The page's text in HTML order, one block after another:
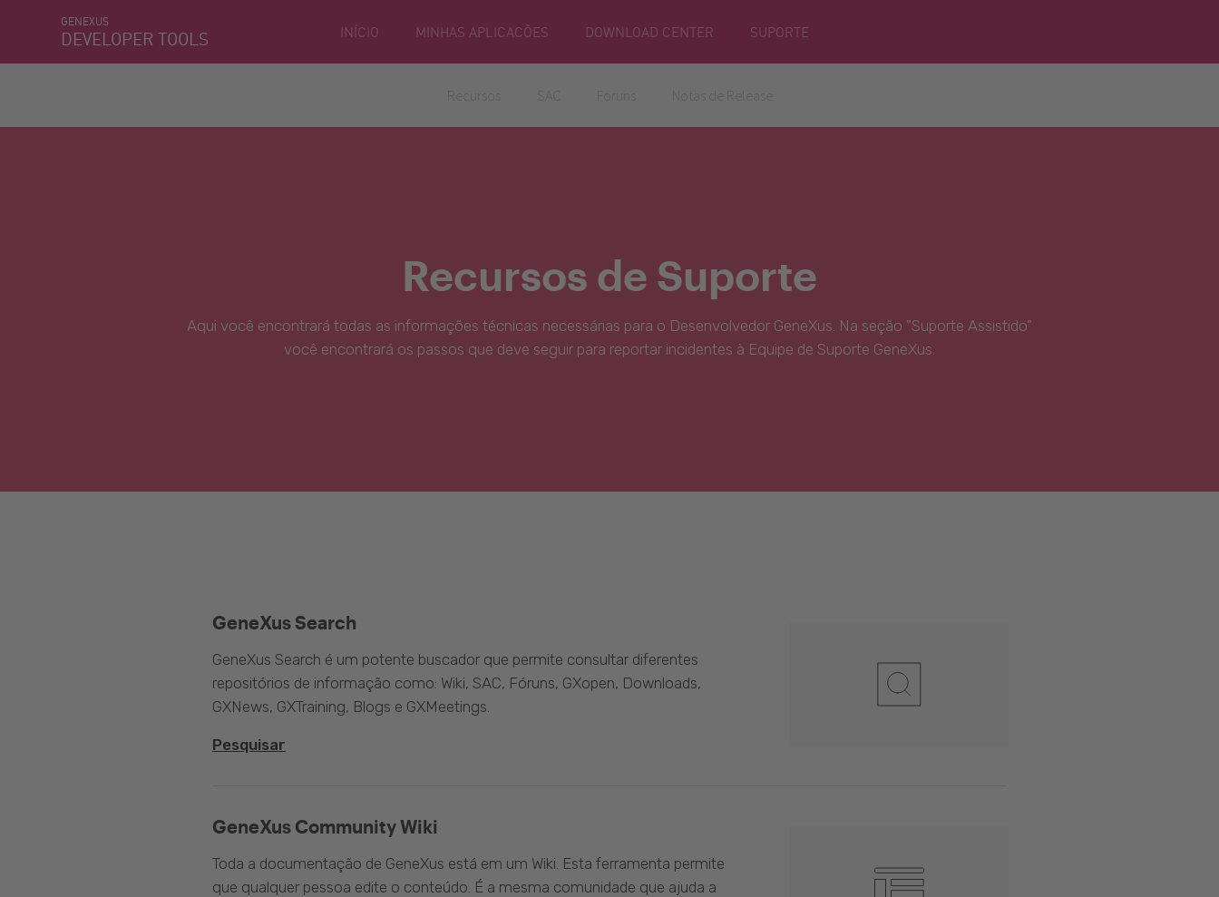
GENEXUS
DEVELOPER TOOLS INÍCIO MINHAS APLICACÕES DOWNLOAD CENTER SUPORTE
Recursos de Suporte
Aqui você encontrará todas as informações técnicas necessárias para o Desenvolvedor GeneXus. Na seção "Suporte Assistido"
você encontrará os passos que deve seguir para reportar incidentes à Equipe de Suporte GeneXus.
GeneXus Community Wiki
Toda a documentação de GeneXus está em um Wiki. Esta ferramenta permite
que qualquer pessoa edite o conteúdo. É a mesma comunidade que ajuda a
GeneXus Search
GeneXus Search é um potente buscador que permite consultar diferentes
repositórios de informação como: Wiki, SAC, Fóruns, GXopen, Downloads,
GXNews, GXTraining, Blogs e GXMeetings.
Pesquisar